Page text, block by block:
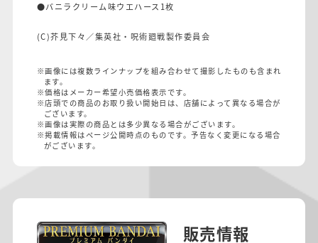
●バニラクリーム味ウエハース1枚
(C)芥見下々／集英社・呪術廻戦製作委員会
※画像には複数ラインナップを組み合わせて撮影したものも含まれ
ます。
※価格はメーカー希望小売価格表示です。
※店頭での商品のお取り扱い開始日は、店舗によって異なる場合が
ございます。
※画像は実際の商品とは多少異なる場合がございます。
※掲載情報はページ公開時点のものです。予告なく変更になる場合
がございます。
販売情報